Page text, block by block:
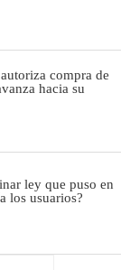
compra de
hacia su
ley que puso en
los usuarios?